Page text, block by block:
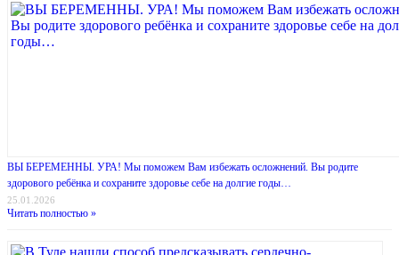
ВЫ БЕРЕМЕННЫ. УРА! Мы поможем Вам избежать осложнений. Вы родите
здорового ребёнка и сохраните здоровье себе на долгие годы…
25.01.2026
Читать полностью »